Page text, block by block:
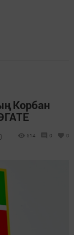
Корбан
514 0 0